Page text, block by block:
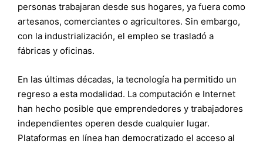
personas trabajaran desde sus hogares, ya fuera como
artesanos, comerciantes o agricultores. Sin embargo,
con la industrialización, el empleo se trasladó a
fábricas y oficinas.
En las últimas décadas, la tecnología ha permitido un
regreso a esta modalidad. La computación e Internet
han hecho posible que emprendedores y trabajadores
independientes operen desde cualquier lugar.
Plataformas en línea han democratizado el acceso al